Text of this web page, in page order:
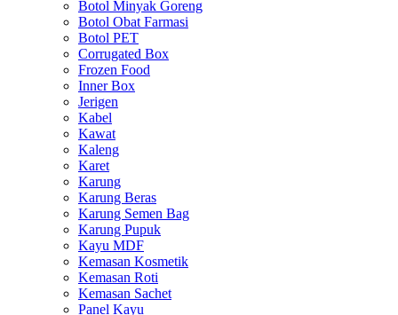
Botol Minyak Goreng
Botol Obat Farmasi
Botol PET
Corrugated Box
Frozen Food
Inner Box
Jerigen
Kabel
Kawat
Kaleng
Karet
Karung
Karung Beras
Karung Semen Bag
Karung Pupuk
Kayu MDF
Kemasan Kosmetik
Kemasan Roti
Kemasan Sachet
Panel Kayu